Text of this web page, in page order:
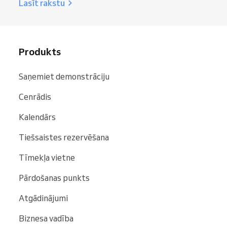
Lasīt rakstu
Produkts
Saņemiet demonstrāciju
Cenrādis
Kalendārs
Tiešsaistes rezervēšana
Tīmekļa vietne
Pārdošanas punkts
Atgādinājumi
Biznesa vadība